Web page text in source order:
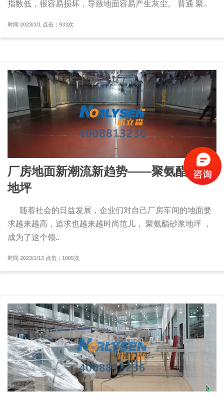
指数低，很容易损坏，导致地面容易产生灰尘。 普通 聚..
时间 2023/3/1 点击：933次
厂房地面新潮流新趋势——聚氨酯砂浆
地坪
随着社会的日益发展，企业们对自己厂房车间的地面要
求越来越高，追求也越来越时尚范儿， 聚氨酯砂浆地坪 ，
成为了这个领..
时间 2023/1/13 点击：1005次